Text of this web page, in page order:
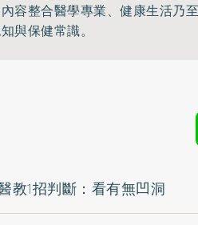
容整合醫學專業、健康生活乃
與保健常識。
教1招判斷：看有無凹洞